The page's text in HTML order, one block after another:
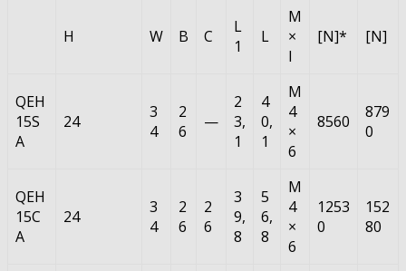
H W B C
L
1
L
M
×
l
[N]* [N]
QEH
15S
A
24
3
4
2
6
—
2
3,
1
4
0,
1
M
4
×
6
8560
879
0
QEH
15C
A
24
3
4
2
6
2
6
3
9,
8
5
6,
8
M
4
×
6
1253
0
152
80